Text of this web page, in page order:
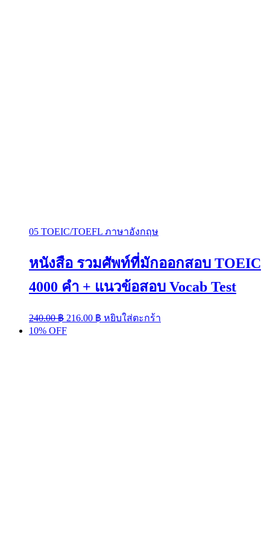
05 TOEIC/TOEFL ภาษาอังกฤษ
หนังสือ รวมศัพท์ที่มักออกสอบ TOEIC
4000 คำ + แนวข้อสอบ Vocab Test
240.00฿ Original
price
was:
216.00 ฿ Current
price
หยิบใส่ตะกร้า
10% OFF